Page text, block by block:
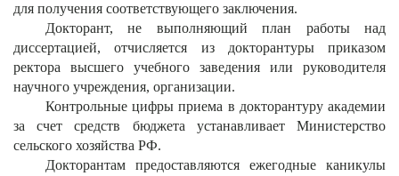
для получения соответствующего заключения.
Докторант, не выполняющий план работы над
диссертацией, отчисляется из докторантуры приказом
ректора высшего учебного заведения или руководителя
научного учреждения, организации.
Контрольные цифры приема в докторантуру академии
за счет средств бюджета устанавливает Министерство
сельского хозяйства РФ.
Докторантам предоставляются ежегодные каникулы